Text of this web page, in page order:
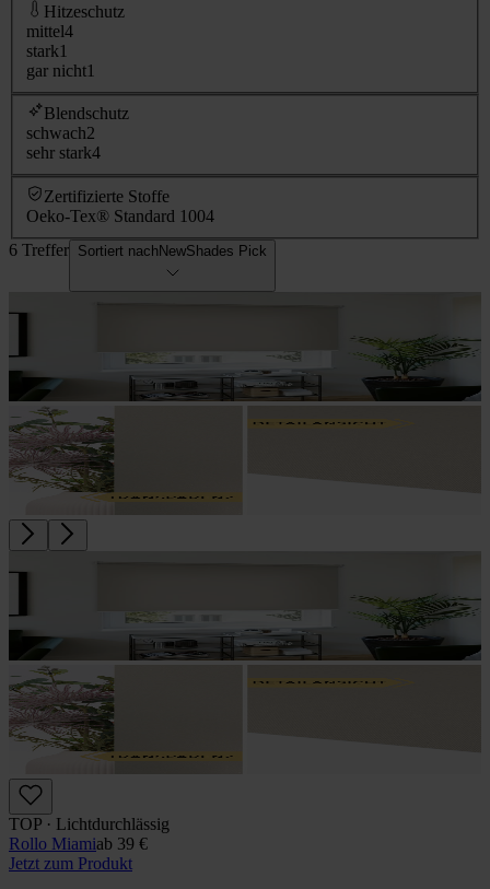
Hitzeschutz
mittel4
stark1
gar nicht1
Blendschutz
schwach2
sehr stark4
Zertifizierte Stoffe
Oeko-Tex® Standard 1004
6 Treffer Sortiert nachNewShades Pick
TOP · Lichtdurchlässig
Rollo Miamiab 39 €
Jetzt zum Produkt